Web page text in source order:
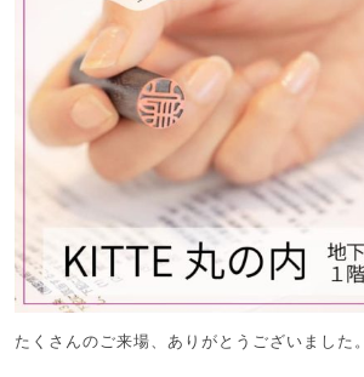
たくさんのご来場、ありがとうございました。